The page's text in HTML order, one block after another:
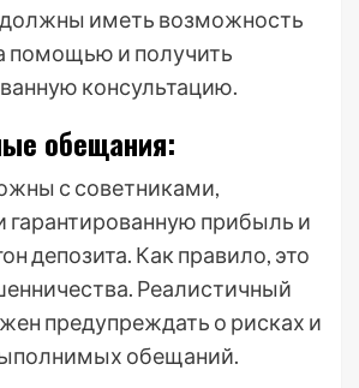
иметь возможность
помощью и получить
консультацию.
обещания:
с советниками,
прибыль и
депозита. Как правило, это
Реалистичный
предупреждать о рисках и
обещаний.